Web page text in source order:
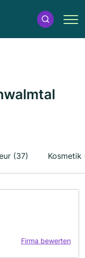
(37) Kosmetik
Firma bewerten